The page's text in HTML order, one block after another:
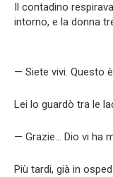
Il contadino
intorno, e la donna
— Siete vivi. Questo
Lei lo guardò tra le
— Grazie… Dio vi ha
Più tardi, già in